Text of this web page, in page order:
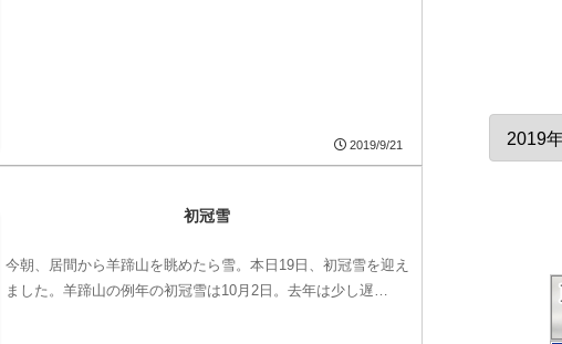
2019/9/21
初冠雪
今朝、居間から羊蹄山を眺めたら雪。本日19日、初冠雪を迎え
ました。羊蹄山の例年の初冠雪は10月2日。去年は少し遅…